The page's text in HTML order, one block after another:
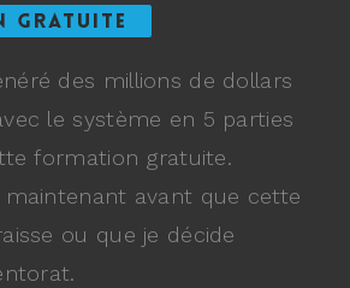
GRATUITE
des millions de dollars
le système en 5 parties
formation gratuite.
maintenant avant que cette
ou que je décide